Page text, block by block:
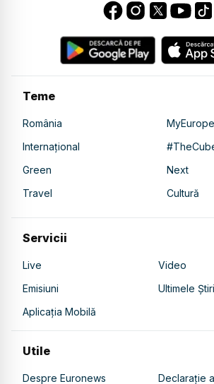
Teme
România
MyEurope
Internațional
Green
Next
Travel
Cultură
Servicii
Live
Video
Emisiuni
Ultimele Știri
Aplicația Mobilă
Utile
Despre Euronews Declarație